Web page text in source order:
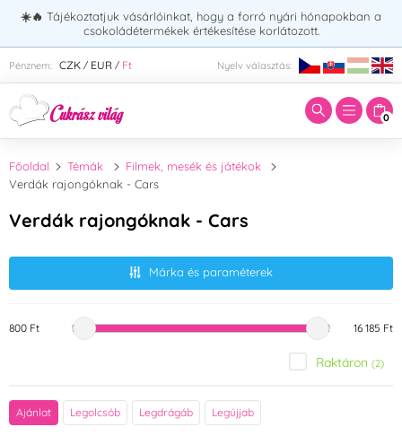
☀️🔥 Tájékoztatjuk vásárlóinkat, hogy a forró nyári hónapokban a
csokoládétermékek értékesítése korlátozott.
Pénznem: CZK / EUR / Ft Nyelv választás:
0
Adja meg a keresett kifejezést:
Főoldal Témák
Filmek, mesék és játékok
Verdák rajongóknak - Cars
Verdák rajongóknak - Cars
Márka és paraméterek
Márka
800 Ft 16 185 Ft
Raktáron (2)
Ajánlat Legolcsób Legdrágáb Legújjab